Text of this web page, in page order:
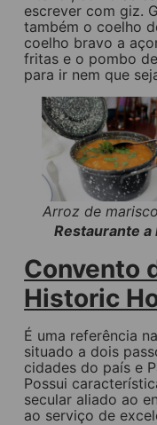
escrever com giz.
também o coelho
coelho bravo a
fritas e o pombo
para ir nem que
Arroz de
Restaurante a
Convento
Historic
É uma referência
situado a dois
cidades do país e
Possui
secular aliado ao
ao serviço de